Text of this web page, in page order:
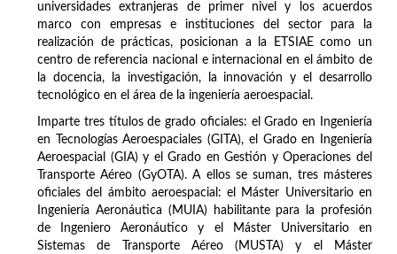
universidades extranjeras de primer nivel y los acuerdos
marco con empresas e instituciones del sector para la
realización de prácticas, posicionan a la ETSIAE como un
centro de referencia nacional e internacional en el ámbito de
la docencia, la investigación, la innovación y el desarrollo
tecnológico en el área de la ingeniería aeroespacial.
Imparte tres títulos de grado oficiales: el Grado en Ingeniería
en Tecnologías Aeroespaciales (GITA), el Grado en Ingeniería
Aeroespacial (GIA) y el Grado en Gestión y Operaciones del
Transporte Aéreo (GyOTA). A ellos se suman, tres másteres
oficiales del ámbito aeroespacial: el Máster Universitario en
Ingeniería Aeronáutica (MUIA) habilitante para la profesión
de Ingeniero Aeronáutico y el Máster Universitario en
Sistemas de Transporte Aéreo (MUSTA) y el Máster